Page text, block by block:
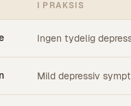
I PRAKSIS
Ingen tydelig
Mild depressiv